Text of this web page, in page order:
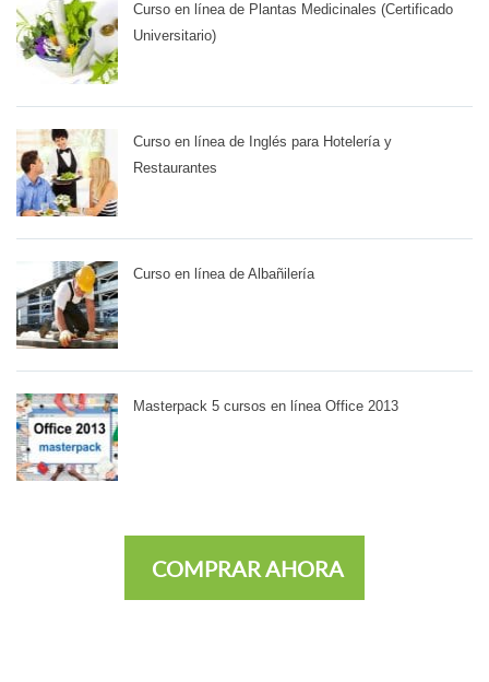
Curso en línea de Plantas Medicinales (Certificado
Universitario)
Curso en línea de Inglés para Hotelería y
Restaurantes
Curso en línea de Albañilería
Masterpack 5 cursos en línea Office 2013
COMPRAR AHORA